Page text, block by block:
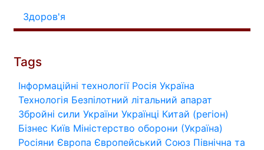
Здоров'я
Tags
Інформаційні технології Росія Україна
Технологія Безпілотний літальний апарат
Збройні сили України Українці Китай (регіон)
Бізнес Київ Міністерство оборони (Україна)
Росіяни Європа Європейський Союз Північна та